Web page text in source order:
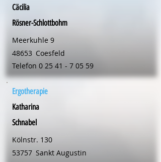
Cäcilia
Rösner-Schlottbohm
Meerkuhle 9
48653 Coesfeld
Telefon 0 25 41 - 7 05 59
Ergotherapie
Katharina
Schnabel
Kölnstr. 130
53757 Sankt Augustin